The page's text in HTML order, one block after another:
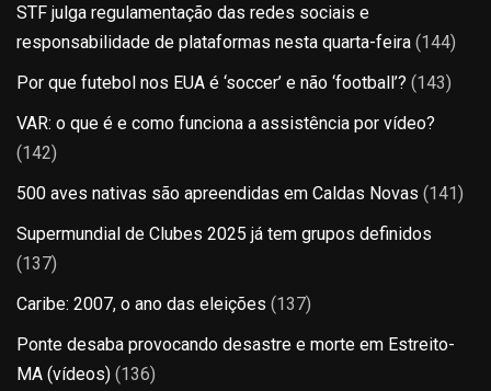
STF julga regulamentação das redes sociais e
responsabilidade de plataformas nesta quarta-feira (144)
Por que futebol nos EUA é ‘soccer’ e não ‘football’? (143)
VAR: o que é e como funciona a assistência por vídeo?
(142)
500 aves nativas são apreendidas em Caldas Novas (141)
Supermundial de Clubes 2025 já tem grupos definidos
(137)
Caribe: 2007, o ano das eleições (137)
Ponte desaba provocando desastre e morte em Estreito-
MA (vídeos) (136)